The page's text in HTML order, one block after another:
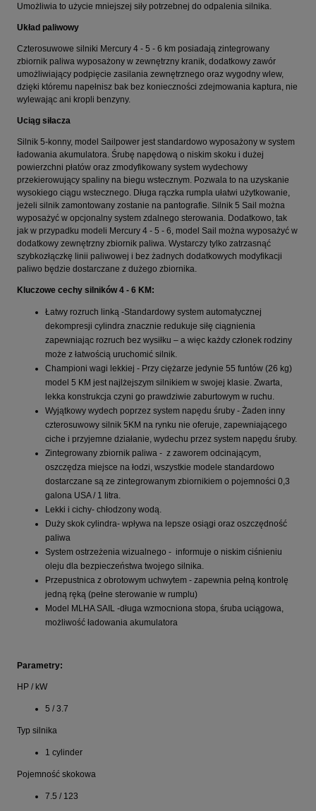
Umożliwia to użycie mniejszej siły potrzebnej do odpalenia silnika.
Układ paliwowy
Czterosuwowe silniki Mercury 4 - 5 - 6 km posiadają zintegrowany
zbiornik paliwa wyposażony w zewnętrzny kranik, dodatkowy zawór
umożliwiający podpięcie zasilania zewnętrznego oraz wygodny wlew,
dzięki któremu napełnisz bak bez konieczności zdejmowania kaptura, nie
wylewając ani kropli benzyny.
Uciąg siłacza
Silnik 5-konny, model Sailpower jest standardowo wyposażony w system
ładowania akumulatora. Śrubę napędową o niskim skoku i dużej
powierzchni płatów oraz zmodyfikowany system wydechowy
przekierowujący spaliny na biegu wstecznym. Pozwala to na uzyskanie
wysokiego ciągu wstecznego. Długa rączka rumpla ułatwi użytkowanie,
jeżeli silnik zamontowany zostanie na pantografie. Silnik 5 Sail można
wyposażyć w opcjonalny system zdalnego sterowania. Dodatkowo, tak
jak w przypadku modeli Mercury 4 - 5 - 6, model Sail można wyposażyć w
dodatkowy zewnętrzny zbiornik paliwa. Wystarczy tylko zatrzasnąć
szybkozłączkę linii paliwowej i bez żadnych dodatkowych modyfikacji
paliwo będzie dostarczane z dużego zbiornika.
Kluczowe cechy silników 4 - 6 KM:
Łatwy rozruch linką -Standardowy system automatycznej
dekompresji cylindra znacznie redukuje siłę ciągnienia
zapewniając rozruch bez wysiłku – a więc każdy członek rodziny
może z łatwością uruchomić silnik.
Championi wagi lekkiej - Przy ciężarze jedynie 55 funtów (26 kg)
model 5 KM jest najlżejszym silnikiem w swojej klasie. Zwarta,
lekka konstrukcja czyni go prawdziwie zaburtowym w ruchu.
Wyjątkowy wydech poprzez system napędu śruby - Żaden inny
czterosuwowy silnik 5KM na rynku nie oferuje, zapewniającego
ciche i przyjemne działanie, wydechu przez system napędu śruby.
Zintegrowany zbiornik paliwa - z zaworem odcinającym,
oszczędza miejsce na łodzi, wszystkie modele standardowo
dostarczane są ze zintegrowanym zbiornikiem o pojemności 0,3
galona USA / 1 litra.
Lekki i cichy- chłodzony wodą.
Duży skok cylindra- wpływa na lepsze osiągi oraz oszczędność
paliwa
System ostrzeżenia wizualnego - informuje o niskim ciśnieniu
oleju dla bezpieczeństwa twojego silnika.
Przepustnica z obrotowym uchwytem - zapewnia pełną kontrolę
jedną ręką (pełne sterowanie w rumplu)
Model MLHA SAIL -długa wzmocniona stopa, śruba uciągowa,
możliwość ładowania akumulatora
Parametry:
HP / kW
5 / 3.7
Typ silnika
1 cylinder
Pojemność skokowa
7.5 / 123